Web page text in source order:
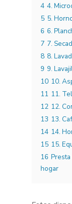
4 4.
5 5.
6 6.
7 7.
8 8.
9 9.
10 10.
11 11.
12 12.
13 13.
14 14.
15 15.
16
hogar